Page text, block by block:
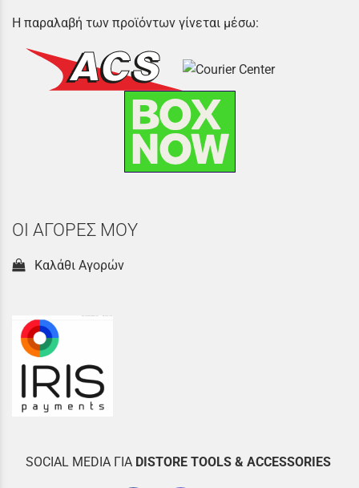
Η παραλαβή των προϊόντων γίνεται μέσω:
ΟΙ ΑΓΟΡΕΣ ΜΟΥ
Καλάθι Αγορών
SOCIAL MEDIA ΓΙΑ DISTORE TOOLS & ACCESSORIES